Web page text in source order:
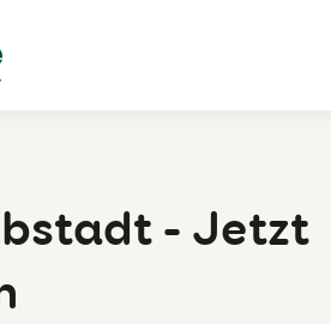
- Jetzt